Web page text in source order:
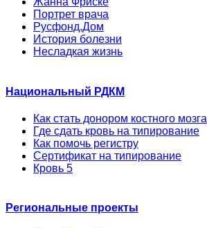
Портрет врача
Русфонд.Дом
История болезни
Несладкая жизнь
Национальный РДКМ
Как стать донором костного мозга
Где сдать кровь на типирование
Как помочь регистру
Сертификат на типирование
Кровь 5
Региональные проекты